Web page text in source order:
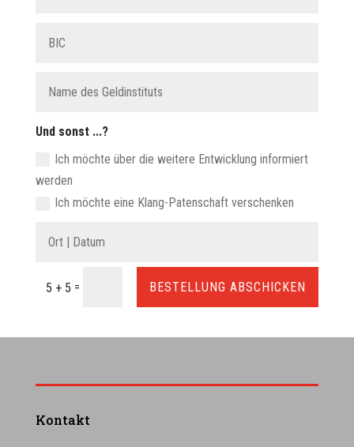
Und sonst ...?
Ich möchte über die weitere Entwicklung informiert
werden
Ich möchte eine Klang-Patenschaft verschenken
5 + 5 = BESTELLUNG ABSCHICKEN
Kontakt